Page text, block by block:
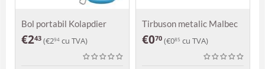
Bol portabil Kolapdier
€243 (€294 cu TVA)
Tirbuson metalic Malbec
€070 (€085 cu TVA)